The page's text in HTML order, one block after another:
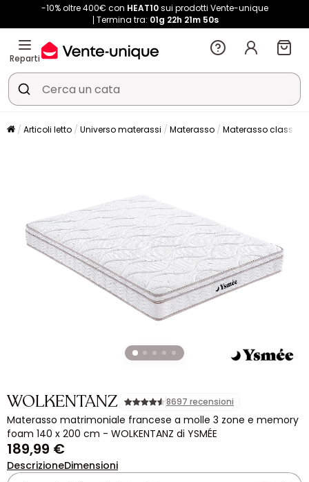
-10% oltre 400€ con HEAT10sui prodotti Vente-unique
Termina tra: 01g 22h 21m 50s
Reparti
Articoli letto Universo materassi Materasso Materasso classico
WOLKENTANZ 8697 recensioni
Materasso matrimoniale francese a molle 3 zone e memory
foam 140 x 200 cm - WOLKENTANZ di YSMÉE
189,99 €
DescrizioneDimensioni